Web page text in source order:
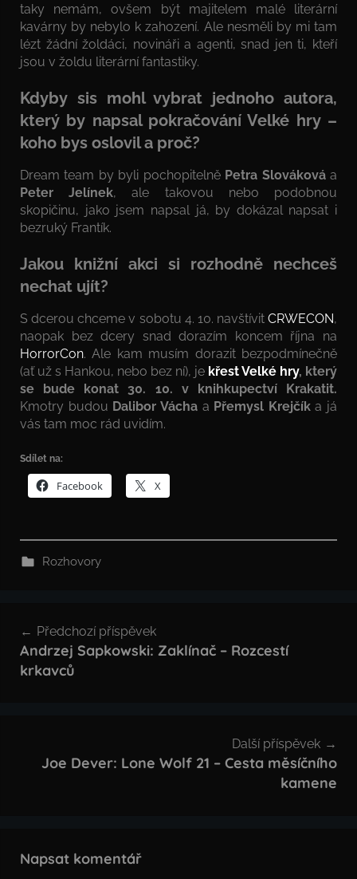
taky nemám, ovšem být majitelem malé literární
kavárny by nebylo k zahození. Ale nesměli by mi tam
lézt žádní žoldáci, novináři a agenti, snad jen ti, kteří
jsou v žoldu literární fantastiky.
Kdyby sis mohl vybrat jednoho autora,
který by napsal pokračování Velké hry –
koho bys oslovil a proč?
Dream team by byli pochopitelně Petra Slovákováa
Peter Jelínek, ale takovou nebo podobnou
skopičinu, jako jsem napsal já, by dokázal napsat i
bezruký Frantík.
Jakou knižní akci si rozhodně nechceš
nechat ujít?
S dcerou chceme v sobotu 4. 10. navštívit CRWECON,
naopak bez dcery snad dorazím koncem října na
HorrorCon. Ale kam musím dorazit bezpodmínečně
(ať už s Hankou, nebo bez ní), je křest Velké hry, který
se bude konat 30. 10. v knihkupectví Krakatit.
Kmotry budou Dalibor Vácha a Přemysl Krejčíka já
vás tam moc rád uvidím.
Sdílet na:
Facebook X
Rozhovory
pro
příspěvek
Předchozí příspěvek
Andrzej Sapkowski: Zaklínač – Rozcestí
krkavců
Další příspěvek
Joe Dever: Lone Wolf 21 – Cesta měsíčního
kamene
Napsat komentář